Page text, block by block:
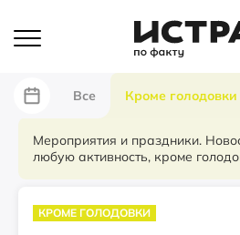
Все Кроме голодовки
Мероприятия и праздники.
любую активность, кроме
КРОМЕ ГОЛОДОВКИ